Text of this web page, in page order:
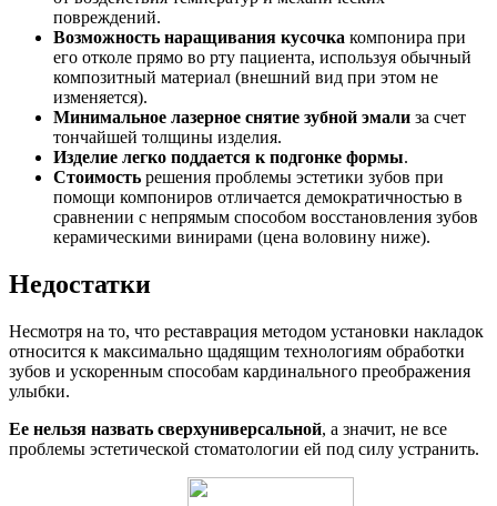
повреждений.
Возможность наращивания кусочка компонира при
его отколе прямо во рту пациента, используя обычный
композитный материал (внешний вид при этом не
изменяется).
Минимальное лазерное снятие зубной эмали за счет
тончайшей толщины изделия.
Изделие легко поддается к подгонке формы.
Стоимость решения проблемы эстетики зубов при
помощи компониров отличается демократичностью в
сравнении с непрямым способом восстановления зубов
керамическими винирами (цена воловину ниже).
Недостатки
Несмотря на то, что реставрация методом установки накладок
относится к максимально щадящим технологиям обработки
зубов и ускоренным способам кардинального преображения
улыбки.
Ее нельзя назвать сверхуниверсальной, а значит, не все
проблемы эстетической стоматологии ей под силу устранить.